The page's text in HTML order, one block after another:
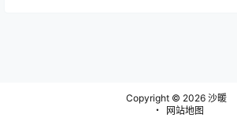
Copyright © 2026 沙暖
・
网站地图